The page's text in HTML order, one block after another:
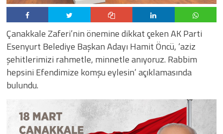
Çanakkale Zaferi’nin önemine dikkat çeken AK Parti
Esenyurt Belediye Başkan Adayı Hamit Öncü, ‘aziz
şehitlerimizi rahmetle, minnetle anıyoruz. Rabbim
hepsini Efendimize komşu eylesin’ açıklamasında
bulundu.